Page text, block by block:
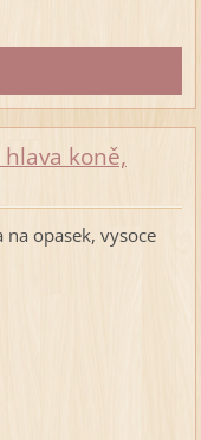
koně,
opasek, vysoce